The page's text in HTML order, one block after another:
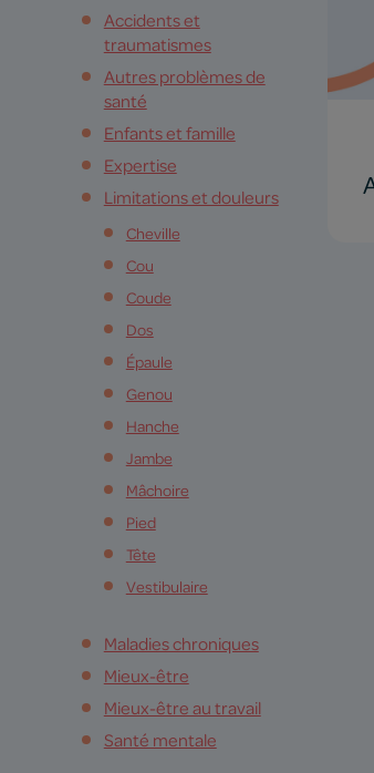
Accidents et
traumatismes
Autres problèmes de
santé
Enfants et famille
Expertise
Limitations et douleurs
Cheville
Cou
Coude
Dos
Épaule
Genou
Hanche
Jambe
Mâchoire
Pied
Tête
Vestibulaire
Maladies chroniques
Mieux-être
Mieux-être au travail
Santé mentale